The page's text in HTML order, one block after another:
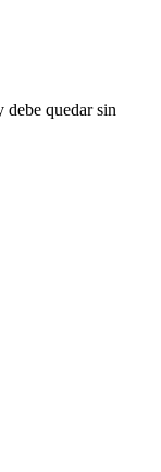
debe quedar sin